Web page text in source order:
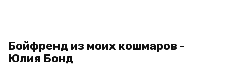
Бойфренд из моих кошмаров -
Юлия Бонд